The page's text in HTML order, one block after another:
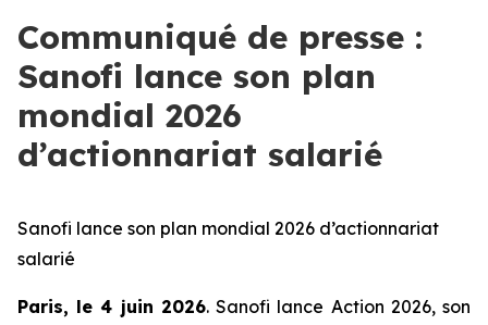
Communiqué de presse :
Sanofi lance son plan
mondial 2026
d’actionnariat salarié
Sanofi lance son plan mondial 2026 d’actionnariat
salarié
Paris, le4 juin 2026. Sanofi lance Action 2026, son